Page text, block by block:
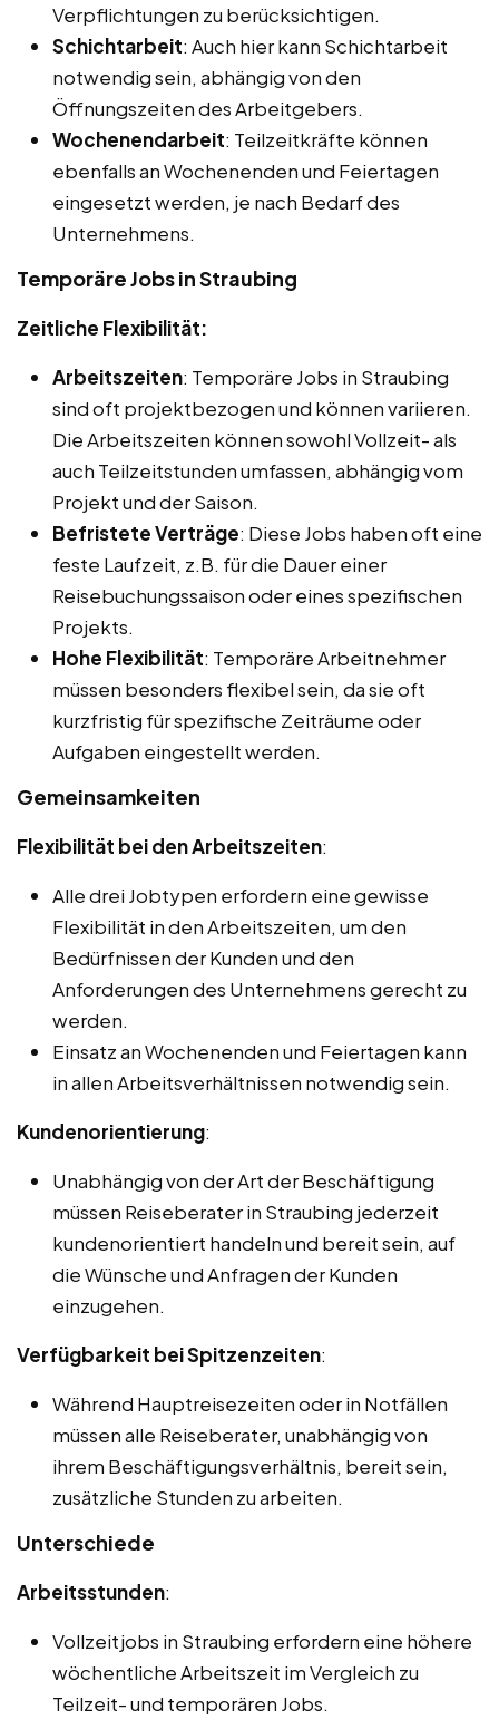
Verpflichtungen zu berücksichtigen.
Schichtarbeit: Auch hier kann Schichtarbeit
notwendig sein, abhängig von den
Öffnungszeiten des Arbeitgebers.
Wochenendarbeit: Teilzeitkräfte können
ebenfalls an Wochenenden und Feiertagen
eingesetzt werden, je nach Bedarf des
Unternehmens.
Temporäre Jobs in Straubing
Zeitliche Flexibilität:
Arbeitszeiten: Temporäre Jobs in Straubing
sind oft projektbezogen und können variieren.
Die Arbeitszeiten können sowohl Vollzeit- als
auch Teilzeitstunden umfassen, abhängig vom
Projekt und der Saison.
Befristete Verträge: Diese Jobs haben oft eine
feste Laufzeit, z.B. für die Dauer einer
Reisebuchungssaison oder eines spezifischen
Projekts.
Hohe Flexibilität: Temporäre Arbeitnehmer
müssen besonders flexibel sein, da sie oft
kurzfristig für spezifische Zeiträume oder
Aufgaben eingestellt werden.
Gemeinsamkeiten
Flexibilität bei den Arbeitszeiten:
Alle drei Jobtypen erfordern eine gewisse
Flexibilität in den Arbeitszeiten, um den
Bedürfnissen der Kunden und den
Anforderungen des Unternehmens gerecht zu
werden.
Einsatz an Wochenenden und Feiertagen kann
in allen Arbeitsverhältnissen notwendig sein.
Kundenorientierung:
Unabhängig von der Art der Beschäftigung
müssen Reiseberater in Straubing jederzeit
kundenorientiert handeln und bereit sein, auf
die Wünsche und Anfragen der Kunden
einzugehen.
Verfügbarkeit bei Spitzenzeiten:
Während Hauptreisezeiten oder in Notfällen
müssen alle Reiseberater, unabhängig von
ihrem Beschäftigungsverhältnis, bereit sein,
zusätzliche Stunden zu arbeiten.
Unterschiede
Arbeitsstunden:
Vollzeitjobs in Straubing erfordern eine höhere
wöchentliche Arbeitszeit im Vergleich zu
Teilzeit- und temporären Jobs.